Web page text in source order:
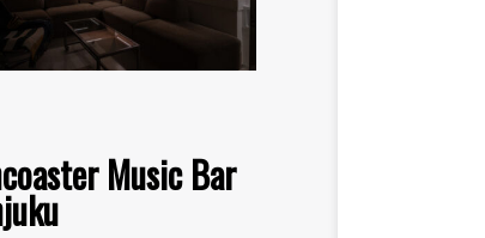
Music Bar